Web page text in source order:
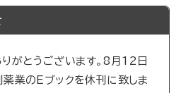
がとうございます。8月12日
薬業のEブックを休刊に致しま